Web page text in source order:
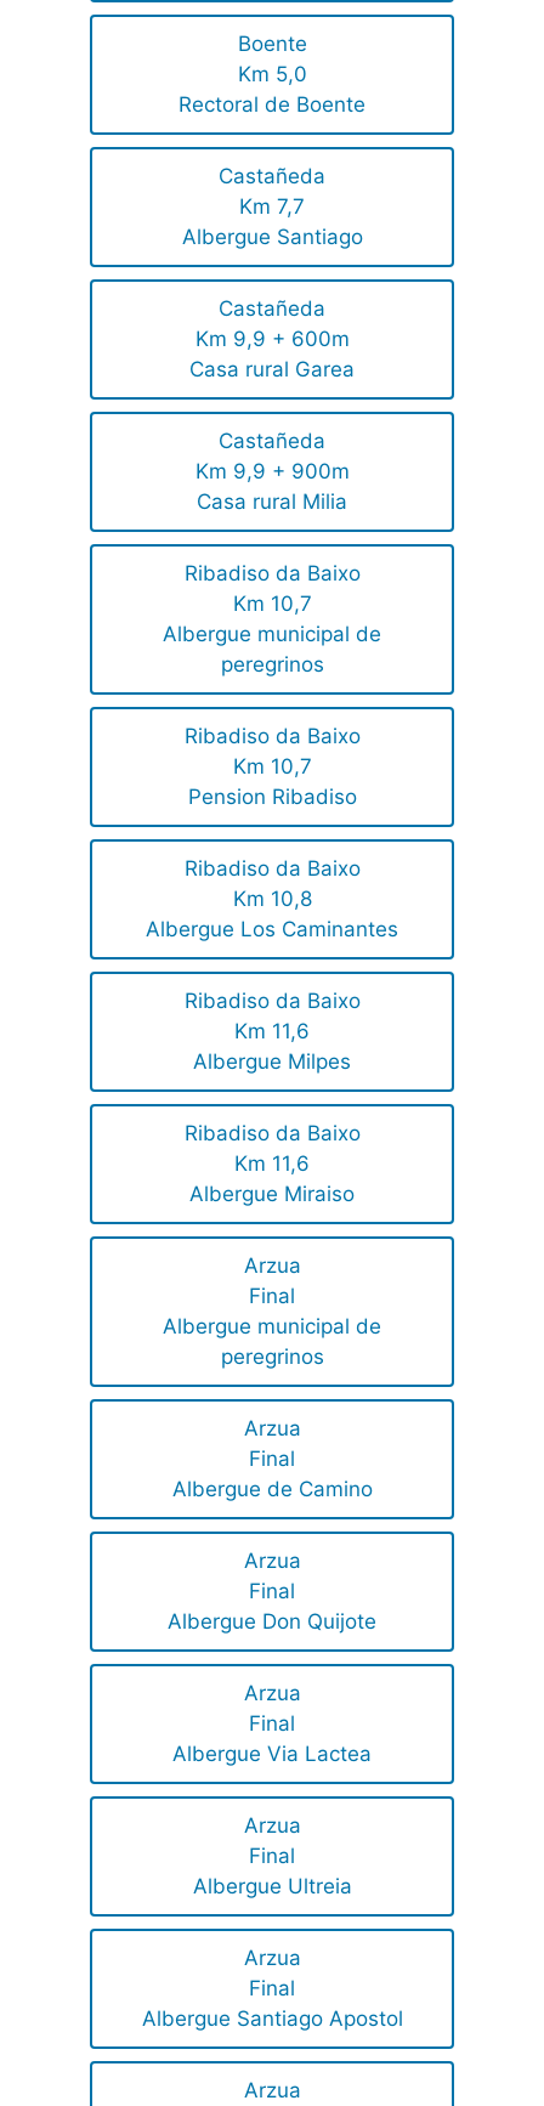
Boente
Km 5,0
Rectoral de Boente
Castañeda
Km 7,7
Albergue Santiago
Castañeda
Km 9,9 + 600m
Casa rural Garea
Castañeda
Km 9,9 + 900m
Casa rural Milia
Ribadiso da Baixo
Km 10,7
Albergue municipal de
peregrinos
Ribadiso da Baixo
Km 10,7
Pension Ribadiso
Ribadiso da Baixo
Km 10,8
Albergue Los Caminantes
Ribadiso da Baixo
Km 11,6
Albergue Milpes
Ribadiso da Baixo
Km 11,6
Albergue Miraiso
Arzua
Final
Albergue municipal de
peregrinos
Arzua
Final
Albergue de Camino
Arzua
Final
Albergue Don Quijote
Arzua
Final
Albergue Via Lactea
Arzua
Final
Albergue Ultreia
Arzua
Final
Albergue Santiago Apostol
Arzua